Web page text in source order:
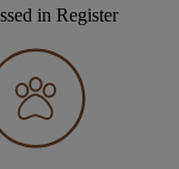
in Register